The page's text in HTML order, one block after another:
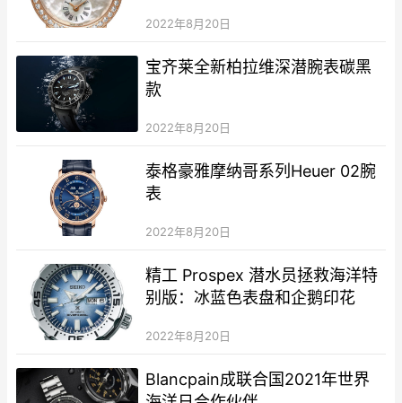
2022年8月20日
宝齐莱全新柏拉维深潜腕表碳黑
款
2022年8月20日
泰格豪雅摩纳哥系列Heuer 02腕
表
2022年8月20日
精工 Prospex 潜水员拯救海洋特
别版：冰蓝色表盘和企鹅印花
2022年8月20日
Blancpain成联合国2021年世界